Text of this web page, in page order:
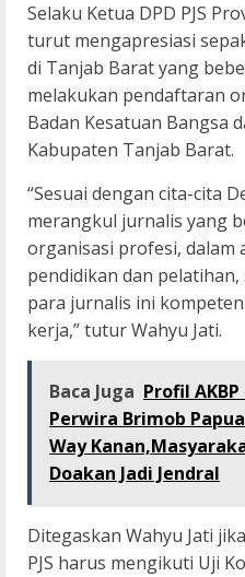
Selaku Ketua DPD PJS
turut mengapresiasi
di Tanjab Barat yang
melakukan pendaftaran
Badan Kesatuan Bangsa
Kabupaten Tanjab Barat.
“Sesuai dengan cita-cita
merangkul jurnalis yang
organisasi profesi,
pendidikan dan
para jurnalis ini
kerja,” tutur Wahyu Jati.
Baca Juga Profil
Perwira Brimob
Way
Doakan Jadi Jendral
Ditegaskan Wahyu Jati
PJS harus mengikuti Uji